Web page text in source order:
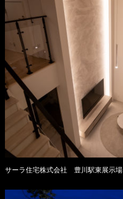
サーラ住宅株式会社 豊川駅東展示場